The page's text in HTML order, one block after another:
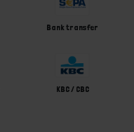
Bank transfer
KBC / CBC